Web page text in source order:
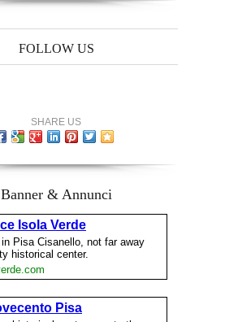
FOLLOW US
SHARE US
Banner & Annunci